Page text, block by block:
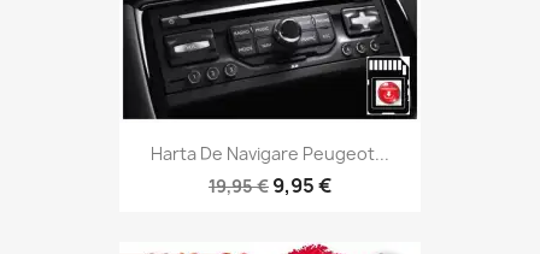
Harta De Navigare Peugeot...
19,95 € 9,95 €